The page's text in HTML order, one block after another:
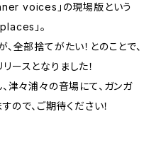
voices」の現場版という
」。
全部捨てがたい！とのことで、
ースとなりました！
津々浦々の音場にて、ガンガ
ので、ご期待ください！